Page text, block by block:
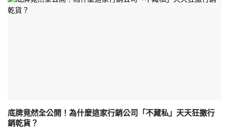
底牌竟然全公開！為什麼這家行銷公司「不藏私」天天狂撒行
銷乾貨？